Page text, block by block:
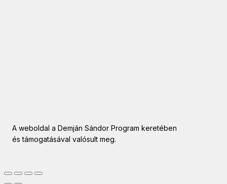
A weboldal a Demján Sándor Program keretében
és támogatásával valósult meg.